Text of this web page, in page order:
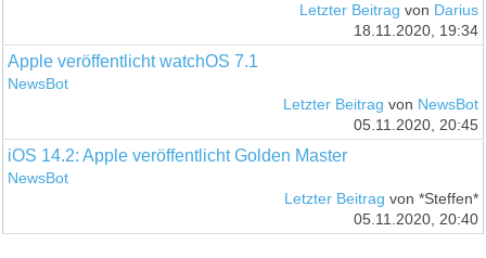
Letzter Beitrag von Darius
18.11.2020, 19:34
Apple veröffentlicht watchOS 7.1
NewsBot
Letzter Beitrag von NewsBot
05.11.2020, 20:45
iOS 14.2: Apple veröffentlicht Golden Master
NewsBot
Letzter Beitrag von *Steffen*
05.11.2020, 20:40